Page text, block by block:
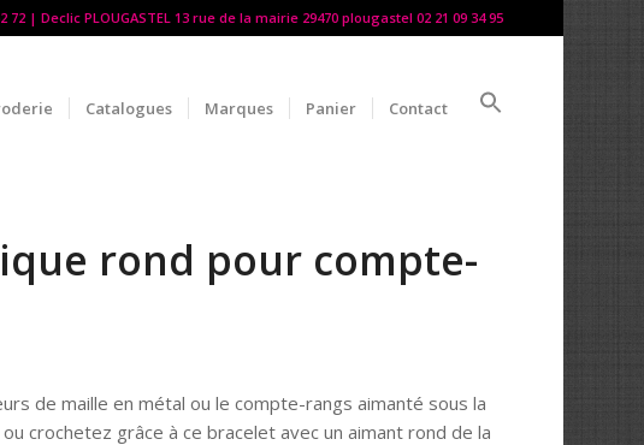
72 | Declic PLOUGASTEL 13 rue de la mairie 29470 plougastel 02 21 09 34 95
Catalogues Marques Panier Contact
rond pour compte-
de maille en métal ou le compte-rangs aimanté sous la
crochetez grâce à ce bracelet avec un aimant rond de la